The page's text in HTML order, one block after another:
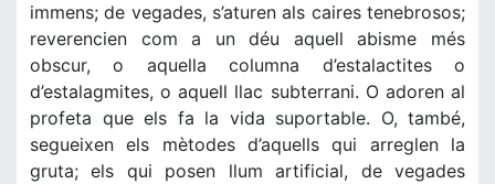
immens; de vegades, s’aturen als caires tenebrosos;
reverencien com a un déu aquell abisme més
obscur, o aquella columna d’estalactites o
d’estalagmites, o aquell llac subterrani. O adoren al
profeta que els fa la vida suportable. O, també,
segueixen els mètodes d’aquells qui arreglen la
gruta; els qui posen llum artificial, de vegades